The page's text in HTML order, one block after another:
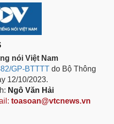
nói Việt Nam
GP-BTTTT do Bộ Thông
12/10/2023.
Ngô Văn Hải
toasoan@vtcnews.vn